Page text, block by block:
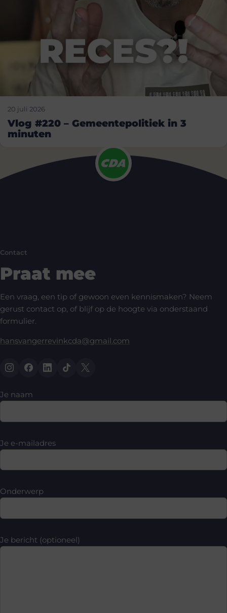
20 juli 2026
Vlog #220 – Gemeentepolitiek in 3
minuten
Contact
Praat mee
Een vraag, een tip of gewoon even kennismaken? Neem
gerust contact op, of blijf op de hoogte via onderstaand
formulier.
hansvangerrevinkcda@gmail.com
Je naam
Je e-mailadres
Onderwerp
Je bericht (optioneel)